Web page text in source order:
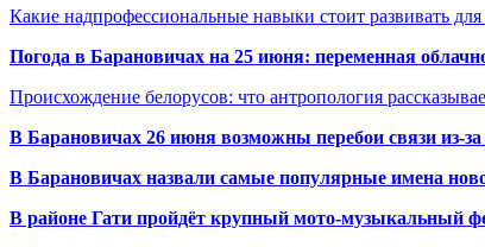
Какие надпрофессиональные навыки стоит развивать
Погода в Барановичах на 25 июня: переменная
Происхождение белорусов: что антропология
В Барановичах 26 июня возможны перебои связи из-
В Барановичах назвали самые популярные имена
В районе Гати пройдёт крупный мото-музыкальный